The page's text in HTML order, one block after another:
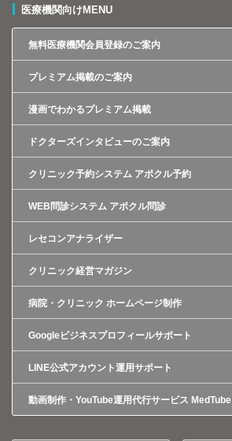
医療機関向けMENU
無料医療機関会員登録のご案内
プレミアム掲載のご案内
漫画でわかるプレミアム掲載
ドクターズインタビューのご案内
クリニック予約システム アポクル予約
WEB問診システム アポクル問診
レセコンアナライザー
クリニック経営マガジン
病院・クリニック ホームページ制作
Googleビジネスプロフィールサポート
LINE公式アカウント運用サポート
動画制作・YouTube運用代行サービス MedTube